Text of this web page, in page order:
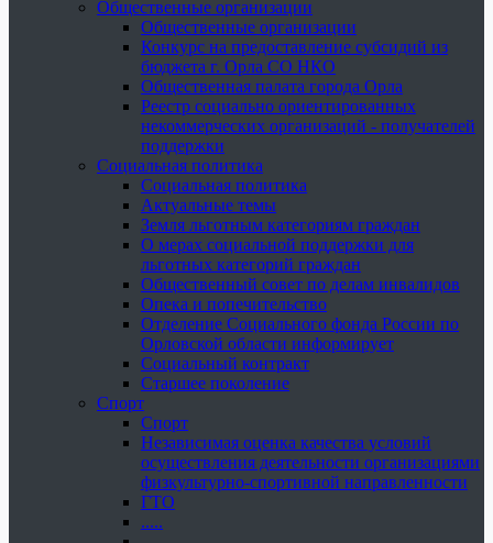
Общественные организации
Общественные организации
Конкурс на предоставление субсидий из
бюджета г. Орла СО НКО
Общественная палата города Орла
Реестр социально ориентированных
некоммерческих организаций - получателей
поддержки
Социальная политика
Социальная политика
Актуальные темы
Земля льготным категориям граждан
О мерах социальной поддержки для
льготных категорий граждан
Общественный совет по делам инвалидов
Опека и попечительство
Отделение Социального фонда России по
Орловской области информирует
Социальный контракт
Старшее поколение
Спорт
Спорт
Независимая оценка качества условий
осуществления деятельности организациями
физкультурно-спортивной направленности
ГТО
.....